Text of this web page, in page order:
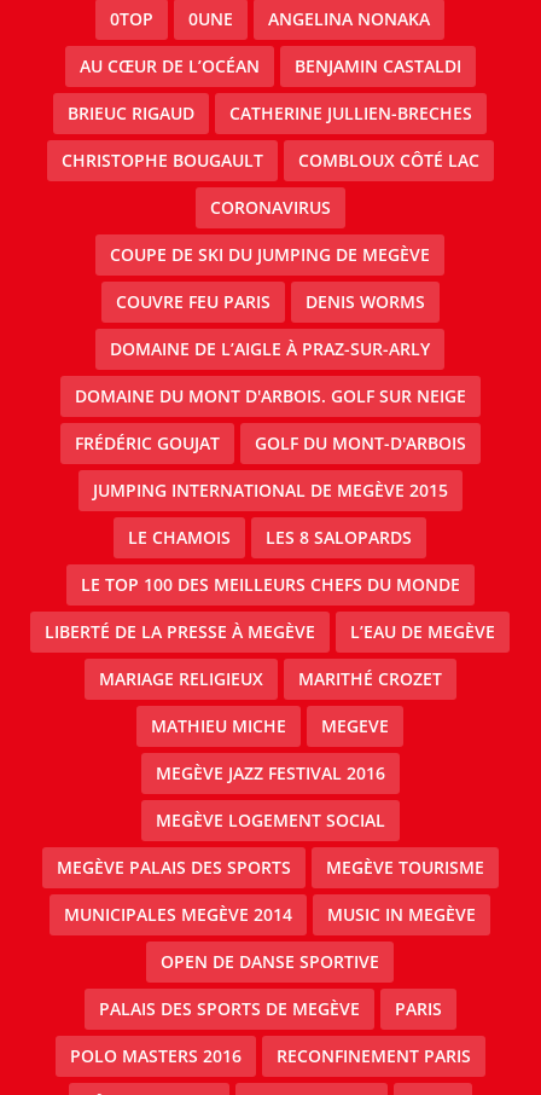
0TOP 0UNE ANGELINA NONAKA
AU CŒUR DE L’OCÉAN BENJAMIN CASTALDI
BRIEUC RIGAUD CATHERINE JULLIEN-BRECHES
CHRISTOPHE BOUGAULT COMBLOUX CÔTÉ LAC
CORONAVIRUS
COUPE DE SKI DU JUMPING DE MEGÈVE
COUVRE FEU PARIS DENIS WORMS
DOMAINE DE L’AIGLE À PRAZ-SUR-ARLY
DOMAINE DU MONT D'ARBOIS. GOLF SUR NEIGE
FRÉDÉRIC GOUJAT GOLF DU MONT-D'ARBOIS
JUMPING INTERNATIONAL DE MEGÈVE 2015
LE CHAMOIS LES 8 SALOPARDS
LE TOP 100 DES MEILLEURS CHEFS DU MONDE
LIBERTÉ DE LA PRESSE À MEGÈVE L’EAU DE MEGÈVE
MARIAGE RELIGIEUX MARITHÉ CROZET
MATHIEU MICHE MEGEVE
MEGÈVE JAZZ FESTIVAL 2016
MEGÈVE LOGEMENT SOCIAL
MEGÈVE PALAIS DES SPORTS MEGÈVE TOURISME
MUNICIPALES MEGÈVE 2014 MUSIC IN MEGÈVE
OPEN DE DANSE SPORTIVE
PALAIS DES SPORTS DE MEGÈVE PARIS
POLO MASTERS 2016 RECONFINEMENT PARIS